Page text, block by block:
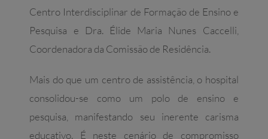
Centro Interdisciplinar de Formação de Ensino e
Pesquisa e Dra. Élide Maria Nunes Caccelli,
Coordenadora da Comissão de Residência.
Mais do que um centro de assistência, o hospital
consolidou-se como um polo de ensino e
pesquisa, manifestando seu inerente carisma
educativo. É neste cenário de compromisso